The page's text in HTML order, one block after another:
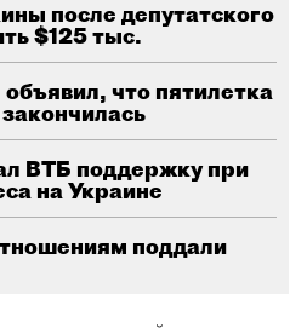
после депутатского
$125 тыс.
что пятилетка
ВТБ поддержку при
на Украине
поддали